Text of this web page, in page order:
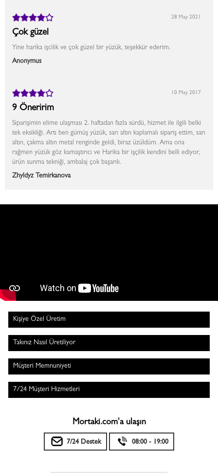
Çok güzel
Yine harika işcilik ve çok güzel bir yüzük, teşekkür ederim.
Anonymus
28 May 2021
9 Öneririm
Siparişimin elime ulaşması 2. haftadan fazla sürdü, hizmet ile ilgili belki
tek eksikliği. Artı ben gümüş yüzük, sarı altın kaplamalı sipariş ettim, sarı
altın, çakma altın metal renginde geldi, biraz üzüldüm. Ama ona
rağmen yüzük göz kamaştırıcı ve Harika bir işçilik kendini belli ediyor,
ürün sunma tekniği, ambalaj çok başarılı.
Zhyldyz Temirkanova
10 May 2017
Kişiye Özel Üretim
Takınız Nasıl Üretiliyor
Müşteri Memnuniyeti
7/24 Müşteri Hizmetleri
Mortaki.com'a ulaşın
7/24 Destek 08:00 - 19:00